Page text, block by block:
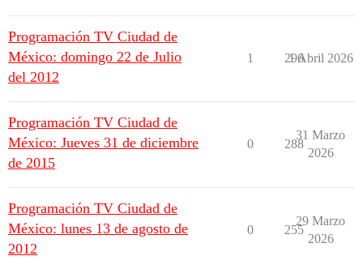
Programación TV Ciudad de
México: domingo 22 de Julio
del 2012
1 296
1 Abril 2026
Programación TV Ciudad de
México: Jueves 31 de diciembre
de 2015
0 288
31 Marzo
2026
Programación TV Ciudad de
México: lunes 13 de agosto de
2012
0 255
29 Marzo
2026